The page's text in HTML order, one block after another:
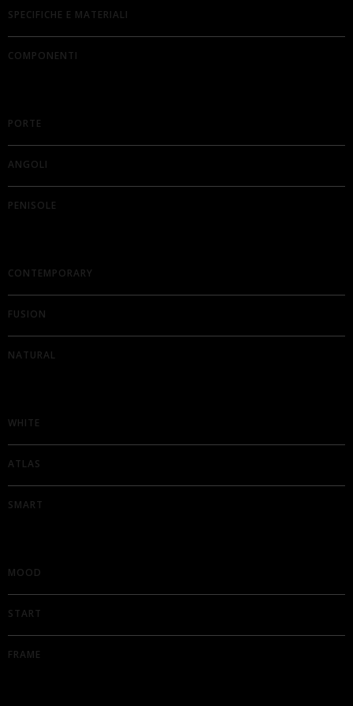
SPECIFICHE E MATERIALI
COMPONENTI
PORTE
ANGOLI
PENISOLE
CONTEMPORARY
FUSION
NATURAL
WHITE
ATLAS
SMART
MOOD
START
FRAME